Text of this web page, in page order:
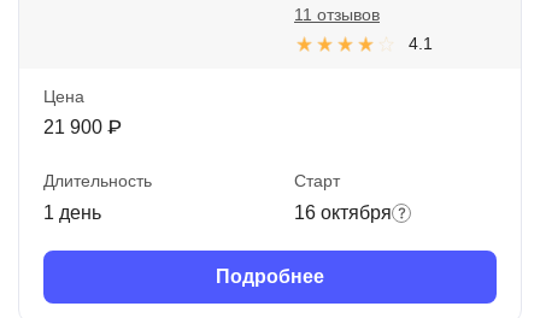
4.1
11 отзывов
Цена
21 900 ₽
Длительность
1 день
Старт
16 октября
Подробнее